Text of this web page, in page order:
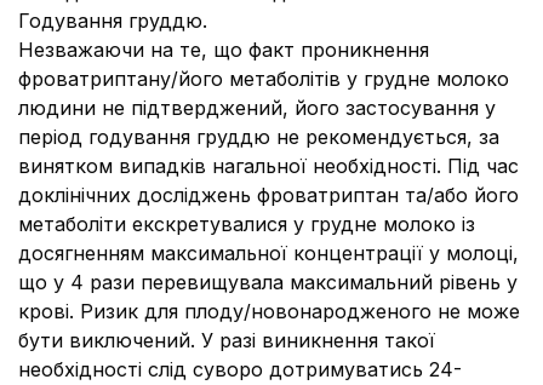
Годування груддю.
Незважаючи на те, що факт проникнення
фроватриптану/його метаболітів у грудне молоко
людини не підтверджений, його застосування у
період годування груддю не рекомендується, за
винятком випадків нагальної необхідності. Під час
доклінічних досліджень фроватриптан та/або його
метаболіти екскретувалися у грудне молоко із
досягненням максимальної концентрації у молоці,
що у 4 рази перевищувала максимальний рівень у
крові. Ризик для плоду/новонародженого не може
бути виключений. У разі виникнення такої
необхідності слід суворо дотримуватись 24-